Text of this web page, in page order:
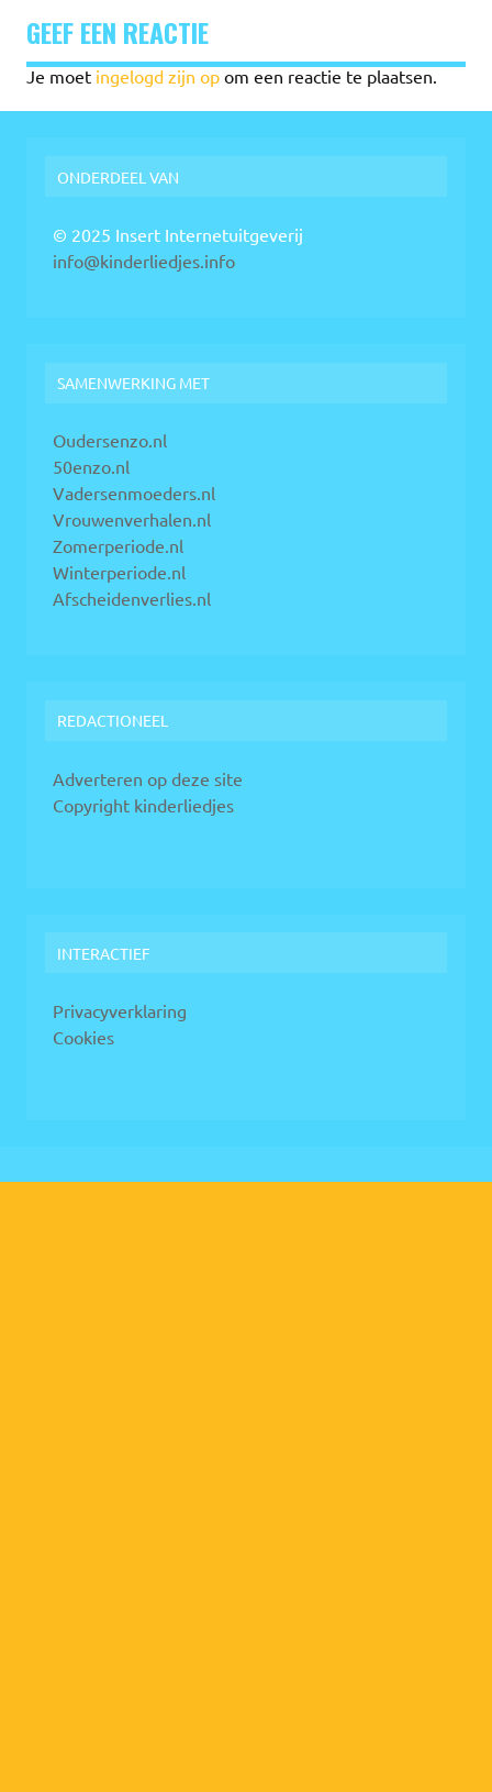
GEEF EEN REACTIE
Je moet ingelogd zijn op om een reactie te plaatsen.
ONDERDEEL VAN
© 2025 Insert Internetuitgeverij
info@kinderliedjes.info
SAMENWERKING MET
Oudersenzo.nl
50enzo.nl
Vadersenmoeders.nl
Vrouwenverhalen.nl
Zomerperiode.nl
Winterperiode.nl
Afscheidenverlies.nl
REDACTIONEEL
Adverteren op deze site
Copyright kinderliedjes
INTERACTIEF
Privacyverklaring
Cookies